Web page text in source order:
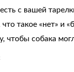
с вашей
такое «нет» и
чтобы собака